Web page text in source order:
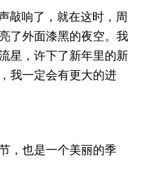
响了，就在这时，周
了外面漆黑的夜空。我
星，许下了新年里的新
我一定会有更大的进
，也是一个美丽的季